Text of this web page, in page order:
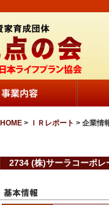
HOME > ＩＲレポート > 企業情
2734 (株)サーラコーポレ